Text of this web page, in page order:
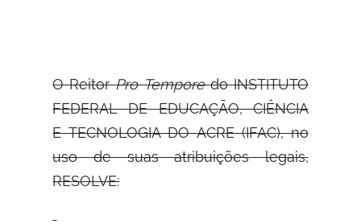
O ReitorPro Temporedo INSTITUTO
FEDERAL DE EDUCAÇÃO, CIÊNCIA
ETECNOLOGIA DO ACRE (IFAC), no
uso de suas atribuições legais,
RESOLVE: